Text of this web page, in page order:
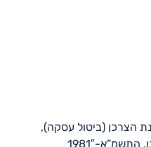
הצרכן (ביטול עסקה),